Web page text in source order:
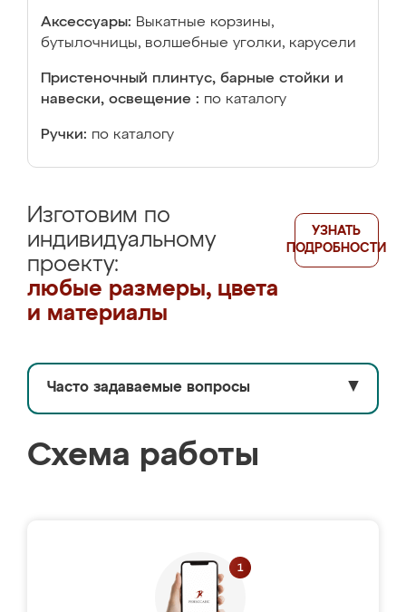
Аксессуары: Выкатные корзины,
бутылочницы, волшебные уголки, карусели
Пристеночный плинтус, барные стойки и
навески, освещение : по каталогу
Ручки: по каталогу
Изготовим по
индивидуальному
проекту:
любые размеры, цвета
и материалы
УЗНАТЬ
ПОДРОБНОСТИ
Часто задаваемые вопросы ▼
Схема работы